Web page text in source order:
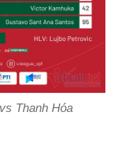
Thanh Hóa